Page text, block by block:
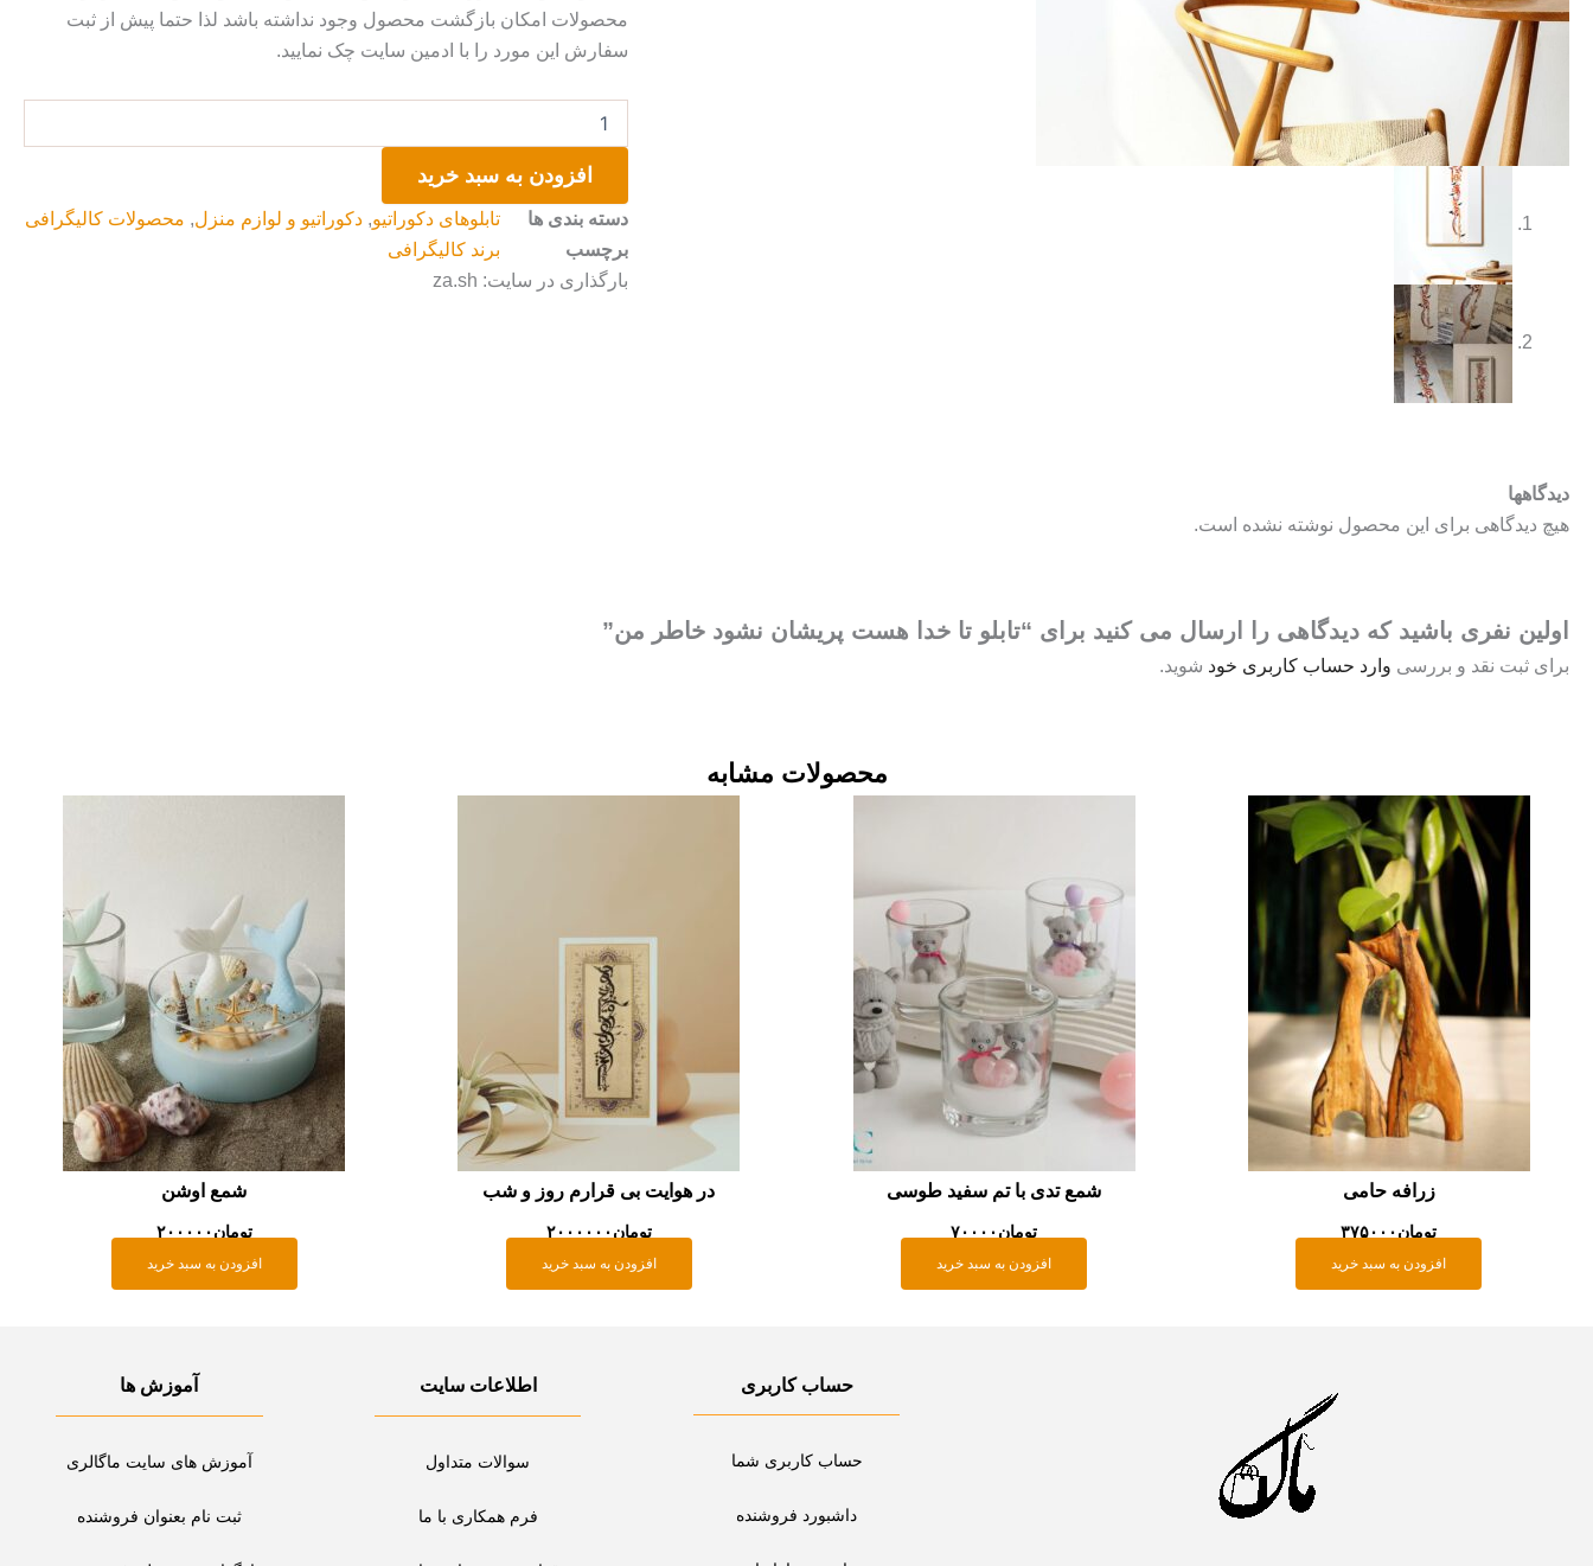
محصولات امکان بازگشت محصول وجود نداشته باشد لذا حتما پیش از ثبت
سفارش این مورد را با ادمین سایت چک نمایید.
هست
پریشان
نشود
خاطر
من
افزودن به سبد خرید
دسته بندی ها تابلوهای دکوراتیو,دکوراتیو و لوازم منزل, محصولات کالیگرافی
برچسب
برند کالیگرافی
بارگذاری در سایت: za.sh
دیدگاهها
هیچ دیدگاهی برای این محصول نوشته نشده است.
اولین نفری باشید که دیدگاهی را ارسال می کنید برای “تابلو تا خدا هست پریشان نشود خاطر من”
برای ثبت نقد و بررسی وارد حساب کاربری خود شوید.
محصولات مشابه
زرافه حامی
تومان۳۷۵۰۰۰
افزودن به سبد خرید
شمع تدی با تم سفید طوسی
تومان۷۰۰۰۰
افزودن به سبد خرید
در هوایت بی قرارم روز و شب
تومان۲۰۰۰۰۰۰
افزودن به سبد خرید
شمع اوشن
تومان۲۰۰۰۰۰
افزودن به سبد خرید
حساب کاربری
حساب کاربری شما
داشبورد فروشنده
اطلاعات سایت
سوالات متداول
فرم همکاری با ما
آموزش ها
آموزش های سایت ماگالری
ثبت نام بعنوان فروشنده